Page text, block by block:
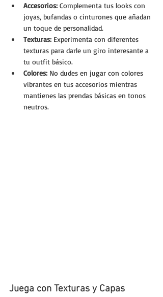
Accesorios: Complementa tus looks con
joyas, bufandas o cinturones que añadan
un toque de personalidad.
Texturas: Experimenta con diferentes
texturas para darle un giro interesante a
tu outfit básico.
Colores: No dudes en jugar con colores
vibrantes en tus accesorios mientras
mantienes las prendas básicas en tonos
neutros.
Juega con Texturas y Capas